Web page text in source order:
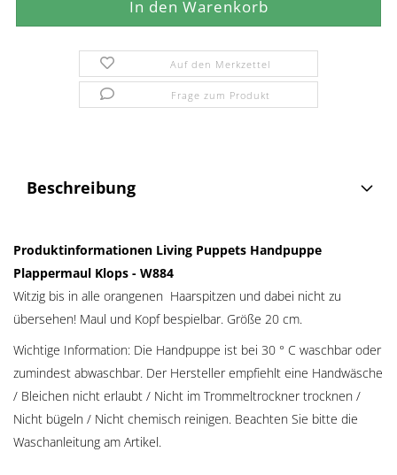
Auf den Merkzettel
Frage zum Produkt
Beschreibung
Produktinformationen Living Puppets Handpuppe
Plappermaul Klops - W884
Witzig bis in alle orangenen Haarspitzen und dabei nicht zu
übersehen! Maul und Kopf bespielbar. Größe 20 cm.
Wichtige Information: Die Handpuppe ist bei 30 ° C waschbar oder
zumindest abwaschbar. Der Hersteller empfiehlt eine Handwäsche
/ Bleichen nicht erlaubt / Nicht im Trommeltrockner trocknen /
Nicht bügeln / Nicht chemisch reinigen. Beachten Sie bitte die
Waschanleitung am Artikel.